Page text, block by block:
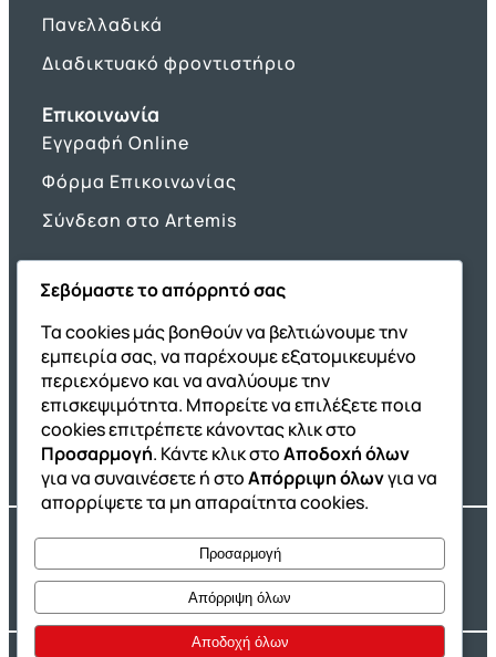
Πανελλαδικά
Διαδικτυακό φροντιστήριο
Επικοινωνία
Εγγραφή Online
Φόρμα Επικοινωνίας
Σύνδεση στο Artemis
Όμιλος ΔΙΑΚΡΟΤΗΜΑ
ΔΙΑΚΡΟΤΗΜΑ@Home
Σχολική Μελέτη After School
Εκδόσεις Καλαϊτζίδη
Franchise ΔΙΑΚΡΟΤΗΜΑ
Copyright® 2004 –2026Εκπαιδευτικός Όμιλος ΔΙΑΚΡΟΤΗΜΑ®. Αρ.
Γ.Ε.Μ.Η.: 54967109000.
Oceancube – Hosted by
Σεβόμαστε το απόρρητό σας
Τα cookies μάς βοηθούν να βελτιώνουμε την
εμπειρία σας, να παρέχουμε εξατομικευμένο
περιεχόμενο και να αναλύουμε την
επισκεψιμότητα. Μπορείτε να επιλέξετε ποια
cookies επιτρέπετε κάνοντας κλικ στο
Προσαρμογή. Κάντε κλικ στοΑποδοχή όλων
για να συναινέσετε ή στοΑπόρριψη όλωνγια να
απορρίψετε τα μη απαραίτητα cookies.
Προσαρμογή
Απόρριψη όλων
Αποδοχή όλων